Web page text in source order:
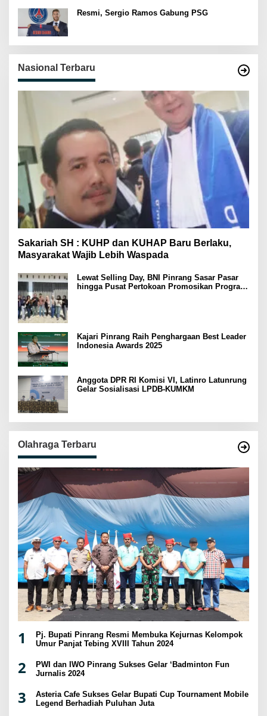
Resmi, Sergio Ramos Gabung PSG
Nasional Terbaru
Sakariah SH : KUHP dan KUHAP Baru Berlaku,
Masyarakat Wajib Lebih Waspada
Lewat Selling Day, BNI Pinrang Sasar Pasar
hingga Pusat Pertokoan Promosikan Program
Kajari Pinrang Raih Penghargaan Best Leader
Indonesia Awards 2025
Anggota DPR RI Komisi VI, Latinro Latunrung
Gelar Sosialisasi LPDB-KUMKM
Olahraga Terbaru
1
Pj. Bupati Pinrang Resmi Membuka Kejurnas Kelompok
Umur Panjat Tebing XVIII Tahun 2024
2
PWI dan IWO Pinrang Sukses Gelar ‘Badminton Fun
Jurnalis 2024
3
Asteria Cafe Sukses Gelar Bupati Cup Tournament Mobile
Legend Berhadiah Puluhan Juta